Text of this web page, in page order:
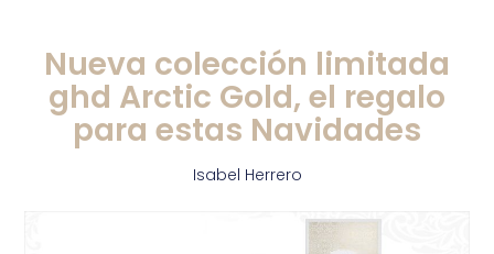
Nueva colección limitada
ghd Arctic Gold, el regalo
para estas Navidades
Isabel Herrero